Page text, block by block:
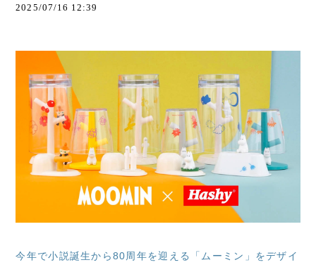
2025/07/16 12:39
今年で小説誕生から80周年を迎える「ムーミン」をデザイ